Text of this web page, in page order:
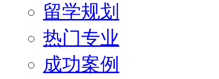
留学规划
热门专业
成功案例